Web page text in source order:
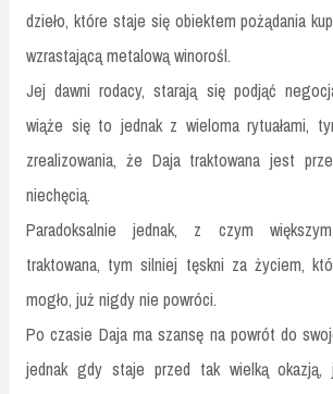
dzieło, które staje się obiektem pożądania
wzrastającą metalową winorośl.
Jej dawni rodacy, starają się podjąć
wiąże się to jednak z wieloma rytuałami,
zrealizowania, że Daja traktowana jest
niechęcią.
Paradoksalnie jednak, z czym
traktowana, tym silniej tęskni za życiem,
mogło, już nigdy nie powróci.
Po czasie Daja ma szansę na powrót do
jednak gdy staje przed tak wielką